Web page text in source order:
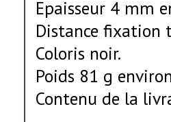
Epaisseur 4 mm
Distance fixation
Coloris noir.
Poids 81 g
Contenu de la